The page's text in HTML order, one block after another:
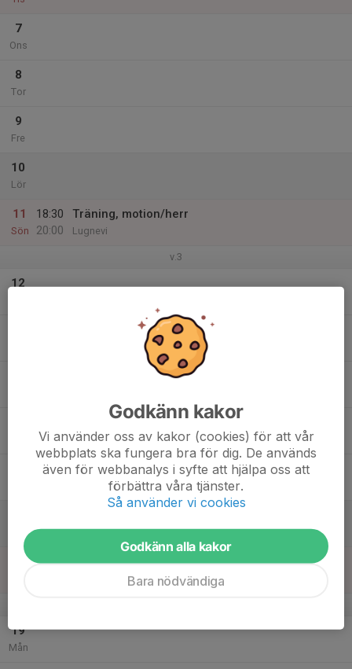
7
Ons
8
Tor
9
Fre
10
Lör
11
Sön
18:30
20:00
Träning, motion/herr
Lugnevi
v.3
12
18:30
Träning, motion/herr
19
Mån
Godkänn kakor
Vi använder oss av kakor (cookies) för att vår
webbplats ska fungera bra för dig. De används
även för webbanalys i syfte att hjälpa oss att
förbättra våra tjänster.
Så använder vi cookies
Godkänn alla kakor
Bara nödvändiga